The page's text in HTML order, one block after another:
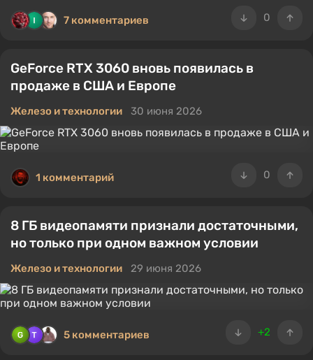
0
7 комментариев
GeForce RTX 3060 вновь появилась в
продаже в США и Европе
Железо и технологии 30 июня 2026
0
1 комментарий
8 ГБ видеопамяти признали достаточными,
но только при одном важном условии
Железо и технологии 29 июня 2026
+2
5 комментариев